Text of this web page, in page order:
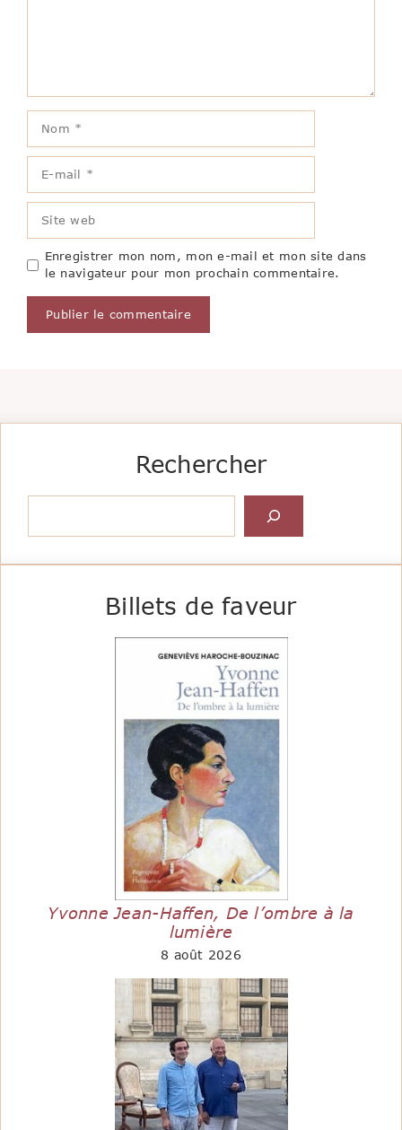
mail
web
Enregistrer mon nom, mon e-mail et mon site dans
le navigateur pour mon prochain commentaire.
Rechercher
Billets de faveur
Yvonne Jean-Haffen, De l’ombre à la
lumière
8 août 2026